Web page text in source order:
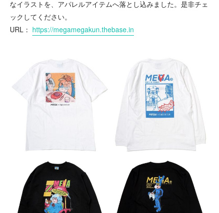
なイラストを、アパレルアイテムへ落とし込みました。是非チェ
ックしてください。
URL： https://megamegakun.thebase.in